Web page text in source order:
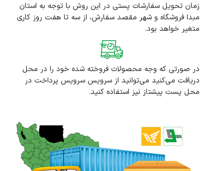
زمان تحویل سفارشات پستی در این روش با توجه به استان
مبدا فروشگاه و شهر مقصد سفارش، از سه تا هفت روز کاری
متغیر خواهد بود.
در صورتی که وجه محصولات فروخته شده خود را در محل
دریافت می‌کنید می‌توانید از سرویس سرویس پرداخت در
محل پست پیشتاز نیز استفاده کنید.